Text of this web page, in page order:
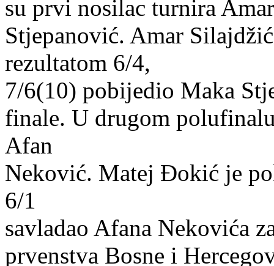
su prvi nosilac turnira
Stjepanović. Amar
rezultatom 6/4,
7/6(10) pobijedio Maka
finale. U drugom
Afan
Neković. Matej Đokić je
6/1
savladao Afana Nekovića
prvenstva Bosne i